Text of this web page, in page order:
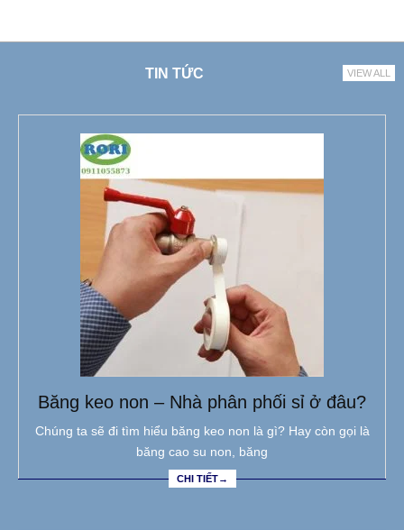
TIN TỨC VIEW ALL
Băng keo non – Nhà phân phối sỉ ở đâu?
Chúng ta sẽ đi tìm hiểu băng keo non là gì? Hay còn gọi là
băng cao su non, băng
CHI TIẾT→